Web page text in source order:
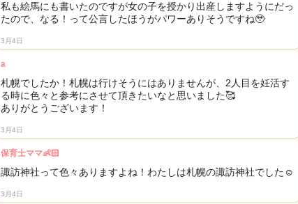
私も絵馬にも書いたのですが女の子を授かり出産しますようにだっ
たので、なる！って公言したほうがパワーありそうですね🥹
3月4日
a
札幌でしたか！札幌は行けそうにはありませんが、2人目を妊活す
る時に色々と参考にさせて頂きたいなと思いました🥰
ありがとうございます！
3月4日
保育士ママ👶🏻
諏訪神社って色々ありますよね！わたしは札幌の諏訪神社でした☺️
3月4日